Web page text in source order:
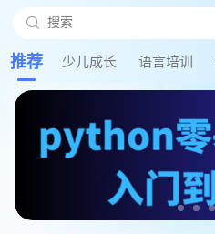
 搜索
推荐 少儿成长 语言培训